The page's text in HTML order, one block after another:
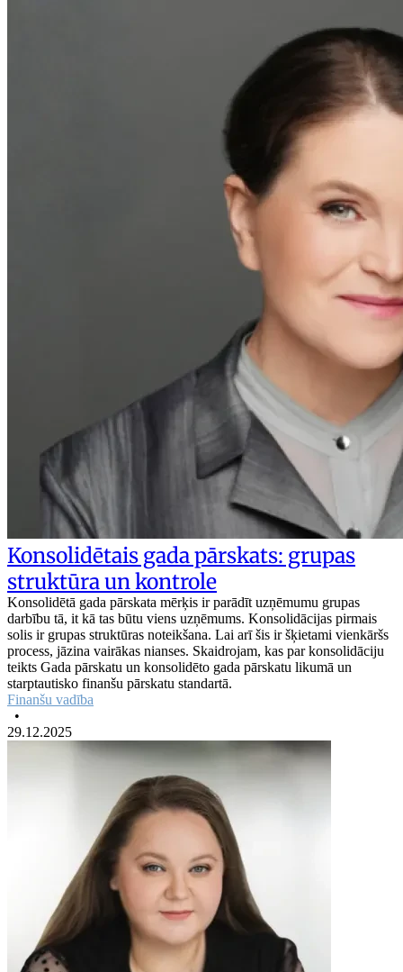
Konsolidētais gada pārskats: grupas
struktūra un kontrole
Konsolidētā gada pārskata mērķis ir parādīt uzņēmumu grupas
darbību tā, it kā tas būtu viens uzņēmums. Konsolidācijas pirmais
solis ir grupas struktūras noteikšana. Lai arī šis ir šķietami vienkāršs
process, jāzina vairākas nianses. Skaidrojam, kas par konsolidāciju
teikts Gada pārskatu un konsolidēto gada pārskatu likumā un
starptautisko finanšu pārskatu standartā.
Finanšu vadība
•
29.12.2025